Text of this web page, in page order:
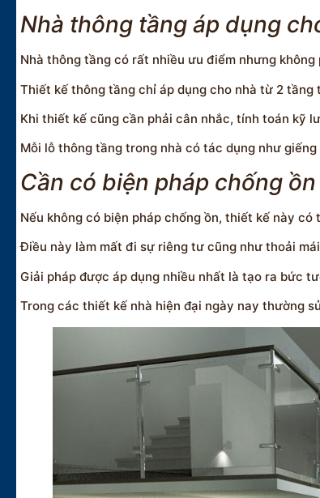
Nhà thông tầng áp dụng
Nhà thông tầng có rất nhiều ưu điểm nhưng
Thiết kế thông tầng chỉ áp dụng cho nhà từ 2
Khi thiết kế cũng cần phải cân nhắc, tính toán kỹ
Mỗi lỗ thông tầng trong nhà có tác dụng như
Cần có biện pháp chống
Nếu không có biện pháp chống ồn, thiết kế này
Điều này làm mất đi sự riêng tư cũng như thoải
Giải pháp được áp dụng nhiều nhất là tạo ra bức
Trong các thiết kế nhà hiện đại ngày nay thường